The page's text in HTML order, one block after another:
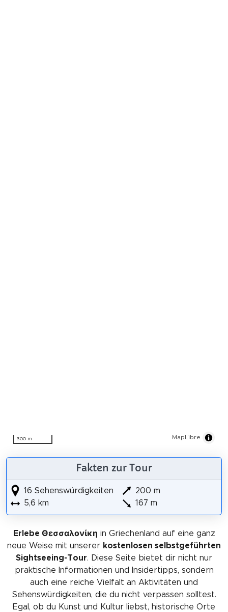
300 m MapLibre
Fakten zur Tour
16 Sehenswürdigkeiten
5,6 km
200 m
167 m
Erlebe Θεσσαλονίκη in Griechenland auf eine ganz
neue Weise mit unserer kostenlosen selbstgeführten
Sightseeing-Tour. Diese Seite bietet dir nicht nur
praktische Informationen und Insidertipps, sondern
auch eine reiche Vielfalt an Aktivitäten und
Sehenswürdigkeiten, die du nicht verpassen solltest.
Egal, ob du Kunst und Kultur liebst, historische Orte